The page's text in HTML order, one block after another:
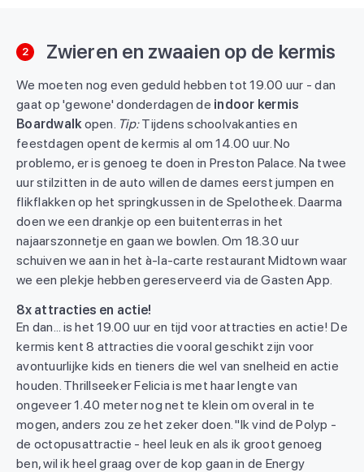
2 Zwieren en zwaaien op de kermis
We moeten nog even geduld hebben tot 19.00 uur - dan
gaat op 'gewone' donderdagen de indoor kermis
Boardwalk open. Tip:Tijdens schoolvakanties en
feestdagen opent de kermis al om 14.00 uur. No
problemo, er is genoeg te doen in Preston Palace. Na twee
uur stilzitten in de auto willen de dames eerst jumpen en
flikflakken op het springkussen in de Spelotheek. Daarma
doen we een drankje op een buitenterras in het
najaarszonnetje en gaan we bowlen. Om 18.30 uur
schuiven we aan in het à-la-carte restaurant Midtown waar
we een plekje hebben gereserveerd via de Gasten App.
8x attracties en actie!
En dan... is het 19.00 uur en tijd voor attracties en actie! De
kermis kent 8 attracties die vooral geschikt zijn voor
avontuurlijke kids en tieners die wel van snelheid en actie
houden. Thrillseeker Felicia is met haar lengte van
ongeveer 1.40 meter nog net te klein om overal in te
mogen, anders zou ze het zeker doen. "Ik vind de Polyp -
de octopusattractie - heel leuk en als ik groot genoeg
ben, wil ik heel graag over de kop gaan in de Energy